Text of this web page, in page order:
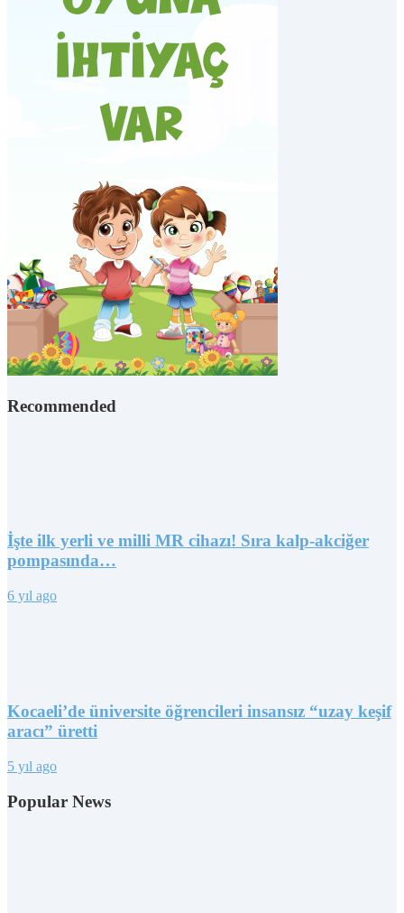
Recommended
İşte ilk yerli ve milli MR cihazı! Sıra kalp-akciğer
pompasında…
6 yıl ago
Kocaeli’de üniversite öğrencileri insansız “uzay keşif
aracı” üretti
5 yıl ago
Popular News